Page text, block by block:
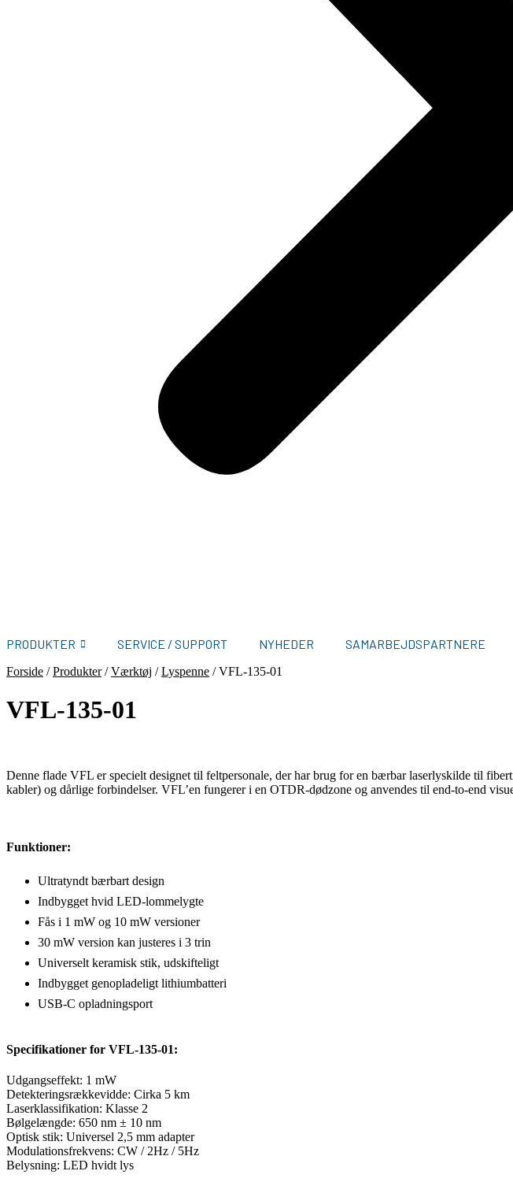
PRODUKTER SERVICE / SUPPORT NYHEDER SAMARBEJDSPARTNERE
Forside /Produkter/Værktøj /Lyspenne /VFL-135-01
VFL-135-01
Denne flade VFL er specielt designet til feltpersonale, der har brug for en bærbar laserlyskilde til
kabler) og dårlige forbindelser. VFL’en fungerer i en OTDR-dødzone og anvendes til end-to-end
Funktioner:
Ultratyndt bærbart design
Indbygget hvid LED-lommelygte
Fås i 1 mW og 10 mW versioner
30 mW version kan justeres i 3 trin
Universelt keramisk stik, udskifteligt
Indbygget genopladeligt lithiumbatteri
USB-C opladningsport
Specifikationer for VFL-135-01:
Udgangseffekt: 1 mW
Detekteringsrækkevidde: Cirka 5 km
Laserklassifikation: Klasse 2
Bølgelængde: 650 nm ± 10 nm
Optisk stik: Universel 2,5 mm adapter
Modulationsfrekvens: CW / 2Hz / 5Hz
Belysning: LED hvidt lys